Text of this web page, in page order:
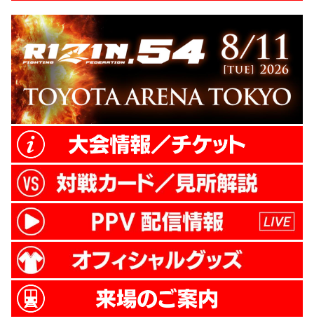
ル業もこなす。長い手足を活かし、ミドル
キックを巧みに交えながら積極的に前に出
るファイトスタイルで、キックボクシング
やムエタイの大会で活躍。ペトロシアン...